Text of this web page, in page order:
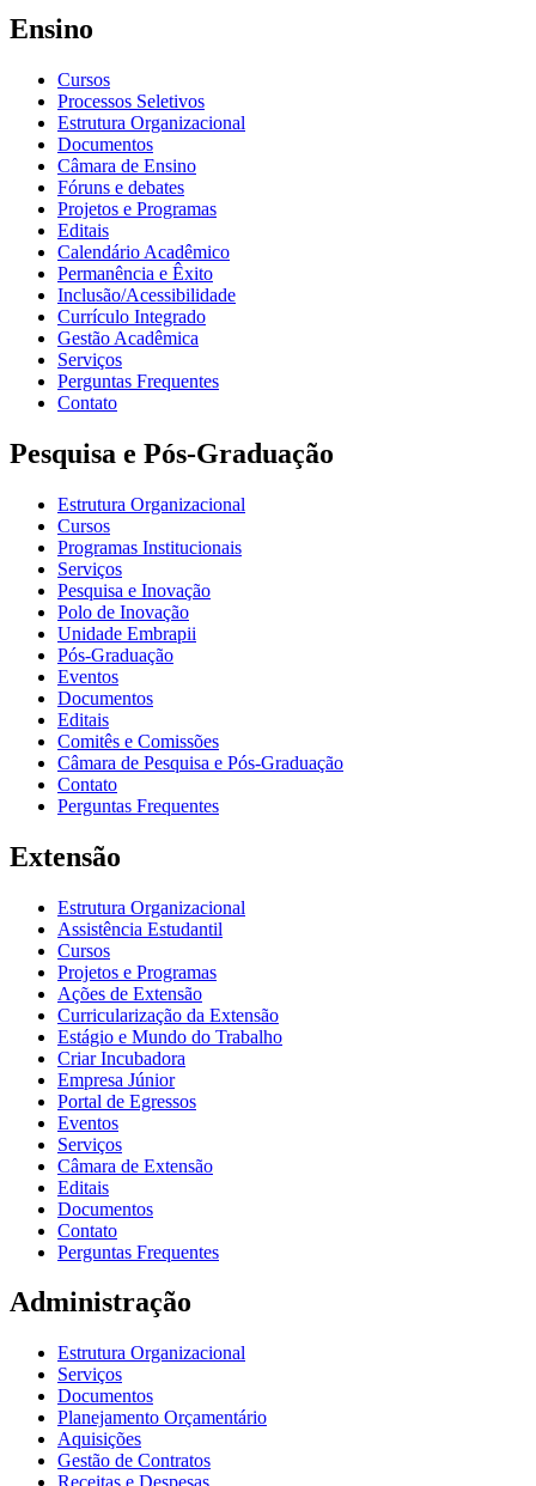
Ensino
Cursos
Processos Seletivos
Estrutura Organizacional
Documentos
Câmara de Ensino
Fóruns e debates
Projetos e Programas
Editais
Calendário Acadêmico
Permanência e Êxito
Inclusão/Acessibilidade
Currículo Integrado
Gestão Acadêmica
Serviços
Perguntas Frequentes
Contato
Pesquisa e Pós-Graduação
Estrutura Organizacional
Cursos
Programas Institucionais
Serviços
Pesquisa e Inovação
Polo de Inovação
Unidade Embrapii
Pós-Graduação
Eventos
Documentos
Editais
Comitês e Comissões
Câmara de Pesquisa e Pós-Graduação
Contato
Perguntas Frequentes
Extensão
Estrutura Organizacional
Assistência Estudantil
Cursos
Projetos e Programas
Ações de Extensão
Curricularização da Extensão
Estágio e Mundo do Trabalho
Criar Incubadora
Empresa Júnior
Portal de Egressos
Eventos
Serviços
Câmara de Extensão
Editais
Documentos
Contato
Perguntas Frequentes
Administração
Estrutura Organizacional
Serviços
Documentos
Planejamento Orçamentário
Aquisições
Gestão de Contratos